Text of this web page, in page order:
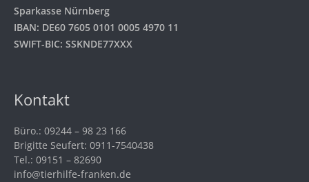
Sparkasse Nürnberg
IBAN: DE60 7605 0101 0005 4970 11
SWIFT-BIC: SSKNDE77XXX
Kontakt
Büro.: 09244 – 98 23 166
Brigitte Seufert: 0911-7540438
Tel.: 09151 – 82690
info@tierhilfe-franken.de